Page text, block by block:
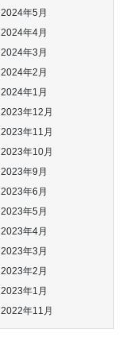
2024年5月
2024年4月
2024年3月
2024年2月
2024年1月
2023年12月
2023年11月
2023年10月
2023年9月
2023年6月
2023年5月
2023年4月
2023年3月
2023年2月
2023年1月
2022年11月